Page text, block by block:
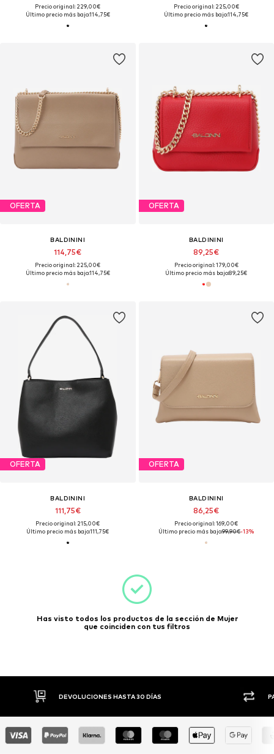
Precio original: 229,00€
Último precio más bajo:114,75€
Precio original: 225,00€
Último precio más bajo:114,75€
OFERTA
BALDININI
114,75€
Precio original: 225,00€
Último precio más bajo:114,75€
OFERTA
BALDININI
89,25€
Precio original: 179,00€
Último precio más bajo:89,25€
OFERTA
BALDININI
111,75€
Precio original: 215,00€
Último precio más bajo:111,75€
OFERTA
BALDININI
86,25€
Precio original: 169,00€
Último precio más bajo:99,90€-13%
Has visto todos los productos de la sección de Mujer
que coinciden con tus filtros
DEVOLUCIONES HASTA 30 DÍAS